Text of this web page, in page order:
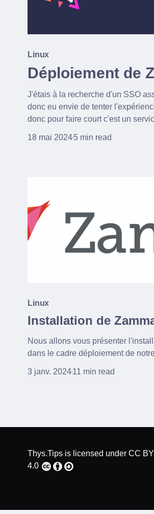
Linux
Déploiement de
J'étais à la recherche d'un SSO
donc eu envie de tenter
donc pour faire court c'est un
18 mai 20245 min read
Linux
Installation de
Nous allons vous présenter
dans le cadre déploiement de
support.
3 janv. 202411 min read
Thys.Tipsis licensed under CC
4.0